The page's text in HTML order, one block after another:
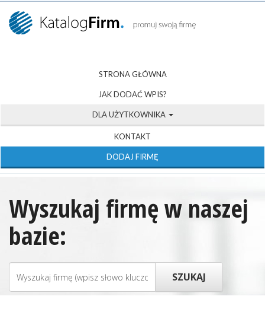
STRONA GŁÓWNA
JAK DODAĆ WPIS?
DLA UŻYTKOWNIKA
KONTAKT
DODAJ FIRMĘ
Wyszukaj firmę w naszej
bazie: